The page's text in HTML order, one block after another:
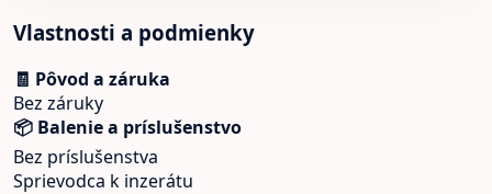
Vlastnosti a podmienky
🧾 Pôvod a záruka
Bez záruky
📦 Balenie a príslušenstvo
Bez príslušenstva
Sprievodca k inzerátu